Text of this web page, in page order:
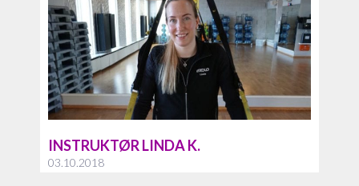
INSTRUKTØR LINDA K.
03.10.2018